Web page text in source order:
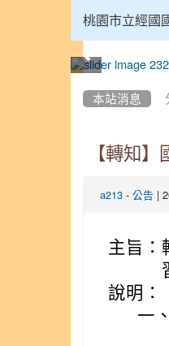
桃園市立經國
本站消息
【轉知
a213 - 公告 |
主旨：
說明：
一、